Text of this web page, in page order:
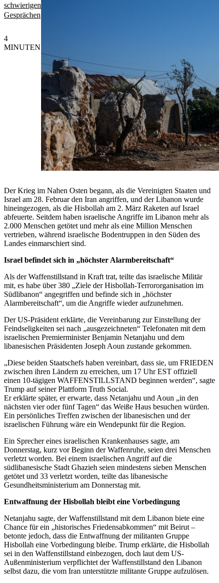
schwierigen
Gesprächen
4
MINUTEN
Der Krieg im Nahen Osten begann, als die Vereinigten Staaten und
Israel am 28. Februar den Iran angriffen, und der Libanon wurde
hineingezogen, als die Hisbollah am 2. März Raketen auf Israel
abfeuerte. Seitdem haben israelische Angriffe im Libanon mehr als
2.000 Menschen getötet und mehr als eine Million Menschen
vertrieben, während israelische Bodentruppen in den Süden des
Landes einmarschiert sind.
Israel befindet sich in „höchster Alarmbereitschaft“
Als der Waffenstillstand in Kraft trat, teilte das israelische Militär
mit, es habe über 380 „Ziele der Hisbollah-Terrororganisation im
Südlibanon“ angegriffen und befinde sich in „höchster
Alarmbereitschaft“, um die Angriffe wieder aufzunehmen.
Der US-Präsident erklärte, die Vereinbarung zur Einstellung der
Feindseligkeiten sei nach „ausgezeichneten“ Telefonaten mit dem
israelischen Premierminister Benjamin Netanjahu und dem
libanesischen Präsidenten Joseph Aoun zustande gekommen.
„Diese beiden Staatschefs haben vereinbart, dass sie, um FRIEDEN
zwischen ihren Ländern zu erreichen, um 17 Uhr EST offiziell
einen 10-tägigen WAFFENSTILLSTAND beginnen werden“, sagte
Trump auf seiner Plattform Truth Social.
Er erklärte später, er erwarte, dass Netanjahu und Aoun „in den
nächsten vier oder fünf Tagen“ das Weiße Haus besuchen würden.
Ein persönliches Treffen zwischen der libanesischen und der
israelischen Führung wäre ein Wendepunkt für die Region.
Ein Sprecher eines israelischen Krankenhauses sagte, am
Donnerstag, kurz vor Beginn der Waffenruhe, seien drei Menschen
verletzt worden. Bei einem israelischen Angriff auf die
südlibanesische Stadt Ghazieh seien mindestens sieben Menschen
getötet und 33 verletzt worden, teilte das libanesische
Gesundheitsministerium am Donnerstag mit.
Entwaffnung der Hisbollah bleibt eine Vorbedingung
Netanjahu sagte, der Waffenstillstand mit dem Libanon biete eine
Chance für ein „historisches Friedensabkommen“ mit Beirut –
betonte jedoch, dass die Entwaffnung der militanten Gruppe
Hisbollah eine Vorbedingung bleibe. Trump erklärte, die Hisbollah
sei in den Waffenstillstand einbezogen, doch laut dem US-
Außenministerium verpflichtet der Waffenstillstand den Libanon
selbst dazu, die vom Iran unterstützte militante Gruppe aufzulösen.